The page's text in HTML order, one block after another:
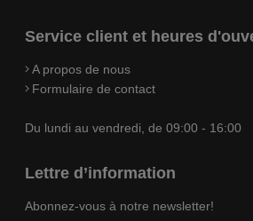
Service client et heures
A propos de nous
Formulaire de contact
Du lundi au vendredi, de 09:00 - 16:00
Lettre d’information
Abonnez-vous à notre newsletter!